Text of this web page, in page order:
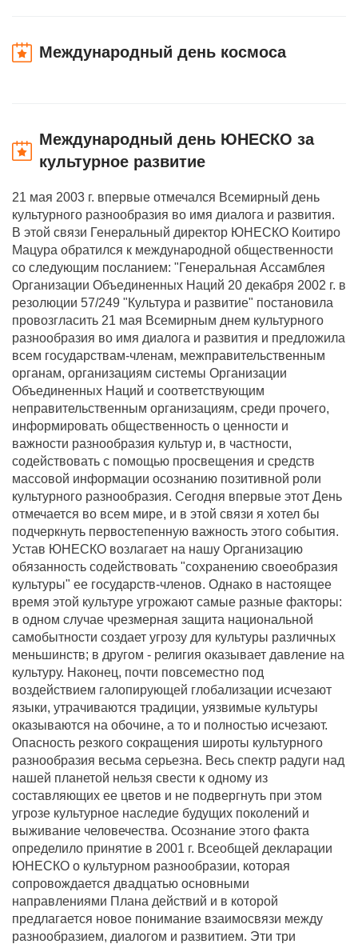
Международный день космоса
Международный день ЮНЕСКО за
культурное развитие
21 мая 2003 г. впервые отмечался Всемирный день
культурного разнообразия во имя диалога и развития.
В этой связи Генеральный директор ЮНЕСКО Коитиро
Мацура обратился к международной общественности
со следующим посланием: "Генеральная Ассамблея
Организации Объединенных Наций 20 декабря 2002 г. в
резолюции 57/249 "Культура и развитие" постановила
провозгласить 21 мая Всемирным днем культурного
разнообразия во имя диалога и развития и предложила
всем государствам-членам, межправительственным
органам, организациям системы Организации
Объединенных Наций и соответствующим
неправительственным организациям, среди прочего,
информировать общественность о ценности и
важности разнообразия культур и, в частности,
содействовать с помощью просвещения и средств
массовой информации осознанию позитивной роли
культурного разнообразия. Сегодня впервые этот День
отмечается во всем мире, и в этой связи я хотел бы
подчеркнуть первостепенную важность этого события.
Устав ЮНЕСКО возлагает на нашу Организацию
обязанность содействовать "сохранению своеобразия
культуры" ее государств-членов. Однако в настоящее
время этой культуре угрожают самые разные факторы:
в одном случае чрезмерная защита национальной
самобытности создает угрозу для культуры различных
меньшинств; в другом - религия оказывает давление на
культуру. Наконец, почти повсеместно под
воздействием галопирующей глобализации исчезают
языки, утрачиваются традиции, уязвимые культуры
оказываются на обочине, а то и полностью исчезают.
Опасность резкого сокращения широты культурного
разнообразия весьма серьезна. Весь спектр радуги над
нашей планетой нельзя свести к одному из
составляющих ее цветов и не подвергнуть при этом
угрозе культурное наследие будущих поколений и
выживание человечества. Осознание этого факта
определило принятие в 2001 г. Всеобщей декларации
ЮНЕСКО о культурном разнообразии, которая
сопровождается двадцатью основными
направлениями Плана действий и в которой
предлагается новое понимание взаимосвязи между
разнообразием, диалогом и развитием. Эти три